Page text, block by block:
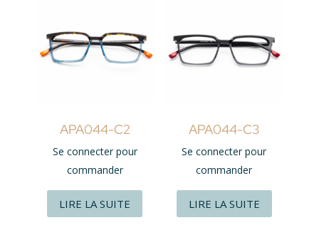
APA044-C2
Se connecter pour
commander
LIRE LA SUITE
APA044-C3
Se connecter pour
commander
LIRE LA SUITE